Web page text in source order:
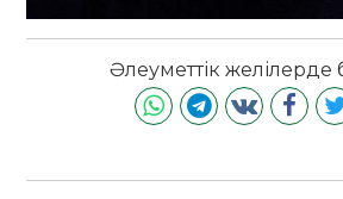
Әлеуметтік желілерде